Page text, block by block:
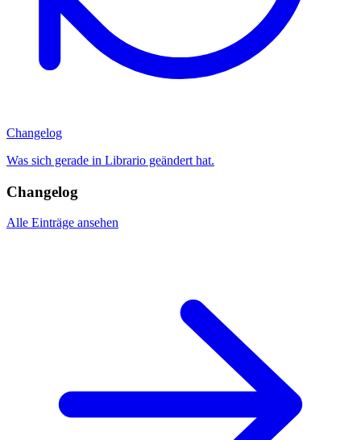
Changelog
Was sich gerade in Librario geändert hat.
Changelog
Alle Einträge ansehen